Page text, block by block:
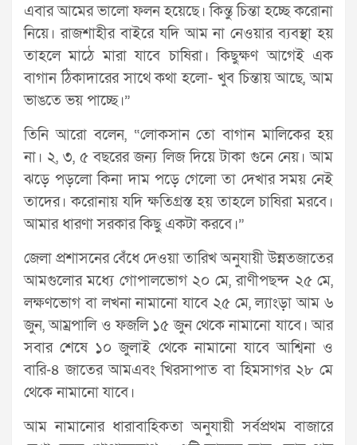
এবার আমের ভালো ফলন হয়েছে। কিন্তু চিন্তা হচ্ছে করোনা
নিয়ে। রাজশাহীর বাইরে যদি আম না নেওয়ার ব্যবস্থা হয়
তাহলে মাঠে মারা যাবে চাষিরা। কিছুক্ষণ আগেই এক
বাগান ঠিকাদারের সাথে কথা হলো- খুব চিন্তায় আছে, আম
ভাঙতে ভয় পাচ্ছে।”
তিনি আরো বলেন, “লোকসান তো বাগান মালিকের হয়
না। ২, ৩, ৫ বছরের জন্য লিজ দিয়ে টাকা গুনে নেয়। আম
ঝড়ে পড়লো কিনা দাম পড়ে গেলো তা দেখার সময় নেই
তাদের। করোনায় যদি ক্ষতিগ্রস্ত হয় তাহলে চাষিরা মরবে।
আমার ধারণা সরকার কিছু একটা করবে।”
জেলা প্রশাসনের বেঁধে দেওয়া তারিখ অনুযায়ী উন্নতজাতের
আমগুলোর মধ্যে গোপালভোগ ২০ মে, রাণীপছন্দ ২৫ মে,
লক্ষণভোগ বা লখনা নামানো যাবে ২৫ মে, ল্যাংড়া আম ৬
জুন, আম্রপালি ও ফজলি ১৫ জুন থেকে নামানো যাবে। আর
সবার শেষে ১০ জুলাই থেকে নামানো যাবে আশ্বিনা ও
বারি-৪ জাতের আমএবং খিরসাপাত বা হিমসাগর ২৮ মে
থেকে নামানো যাবে।
আম নামানোর ধারাবাহিকতা অনুযায়ী সর্বপ্রথম বাজারে